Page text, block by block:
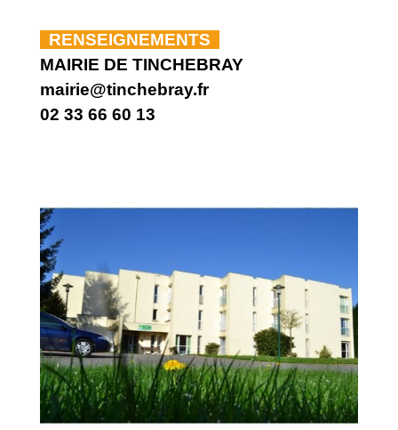
RENSEIGNEMENTS
MAIRIE DE TINCHEBRAY
mairie@tinchebray.fr
02 33 66 60 13